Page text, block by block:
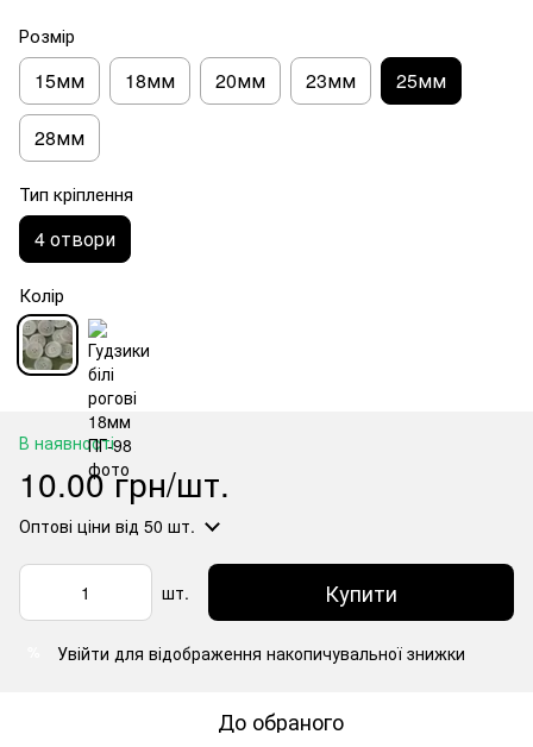
Розмір
15мм 18мм 20мм 23мм 25мм
28мм
Тип кріплення
4 отвори
Колір
В наявності
10.00 грн/шт.
Оптові ціни від 50 шт.
шт. Купити
Увійти для відображення накопичувальної знижки
До обраного